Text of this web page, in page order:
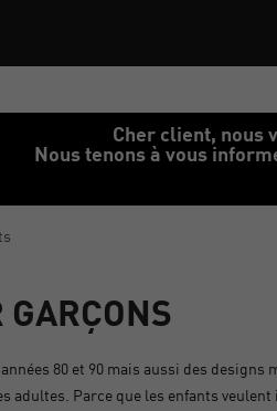
commerce dans le cloud Accueil
Cher client, nous
Nous tenons à vous
80 et 90 mais aussi des
adultes. Parce que les enfants